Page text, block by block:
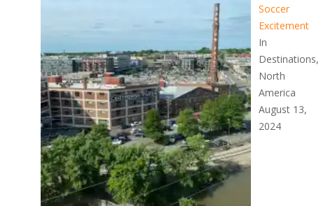
Soccer
Excitement
In
Destinations,
North
America
August 13,
2024